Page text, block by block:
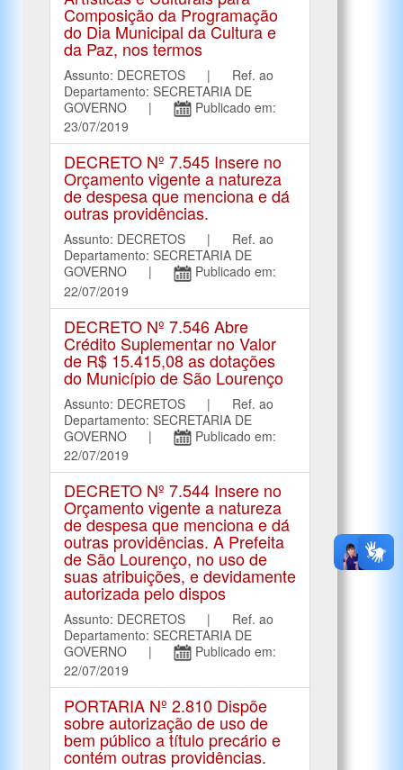
Composição da Programação
do Dia Municipal da Cultura e
da Paz, nos termos
Assunto: DECRETOS | Ref. ao
Departamento: SECRETARIA DE
GOVERNO |
Publicado em:
23/07/2019
DECRETO Nº 7.545 Insere no
Orçamento vigente a natureza
de despesa que menciona e dá
outras providências.
Assunto: DECRETOS | Ref. ao
Departamento: SECRETARIA DE
GOVERNO |
Publicado em:
22/07/2019
DECRETO Nº 7.546 Abre
Crédito Suplementar no Valor
de R$ 15.415,08 as dotações
do Município de São Lourenço
Assunto: DECRETOS | Ref. ao
Departamento: SECRETARIA DE
GOVERNO |
Publicado em:
22/07/2019
DECRETO Nº 7.544 Insere no
Orçamento vigente a natureza
de despesa que menciona e dá
outras providências. A Prefeita
de São Lourenço, no uso de
suas atribuições, e devidamente
autorizada pelo dispos
Assunto: DECRETOS | Ref. ao
Departamento: SECRETARIA DE
GOVERNO |
Publicado em:
22/07/2019
PORTARIA Nº 2.810 Dispõe
sobre autorização de uso de
bem público a título precário e
contém outras providências.